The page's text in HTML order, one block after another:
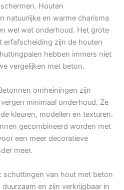
Houten
natuurlijke en warme charisma
wel wat onderhoud. Het grote
erfafscheiding zijn de houten
hebben immers niet
vergelijken met beton.
omheiningen zijn
minimaal onderhoud. Ze
kleuren, modellen en texturen.
gecombineerd worden met
een meer decoratieve
meer.
schuttingen van hout met beton
en zijn verkrijgbaar in